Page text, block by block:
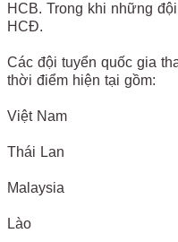
HCB. Trong khi những
HCĐ.
Các đội tuyển quốc gia
thời điểm hiện tại gồm:
Việt Nam
Thái Lan
Malaysia
Lào